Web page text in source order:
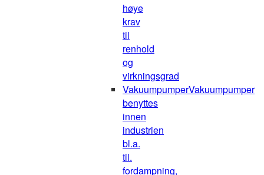
høye
krav
til
renhold
og
virkningsgrad
VakuumpumperVakuumpumper
benyttes
innen
industrien
bl.a.
til.
fordampning,